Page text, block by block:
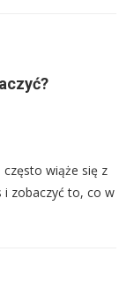
wiąże się z
i zobaczyć to, co w